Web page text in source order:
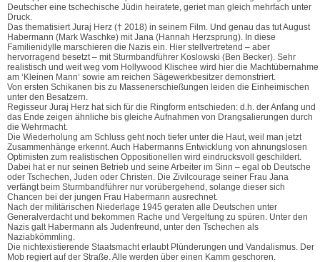
Deutscher eine tschechische Jüdin heiratete, geriet man gleich mehrfach unter
Druck.
Das thematisiert Juraj Herz († 2018) in seinem Film. Und genau das tut August
Habermann (Mark Waschke) mit Jana (Hannah Herzsprung). In diese
Familienidylle marschieren die Nazis ein. Hier stellvertretend – aber
hervorragend besetzt – mit Sturmbandführer Koslowski (Ben Becker). Sehr
realistisch und weit weg vom Hollywood Klischee wird hier die Machtübernahme
am ‘Kleinen Mann‘ sowie am reichen Sägewerkbesitzer demonstriert.
Von ersten Schikanen bis zu Massenerschießungen leiden die Einheimischen
unter den Besatzern.
Regisseur Juraj Herz hat sich für die Ringform entschieden: d.h. der Anfang und
das Ende zeigen ähnliche bis gleiche Aufnahmen von Drangsalierungen durch
die Wehrmacht.
Die Wiederholung am Schluss geht noch tiefer unter die Haut, weil man jetzt
Zusammenhänge erkennt. Auch Habermanns Entwicklung von ahnungslosen
Optimisten zum realistischen Oppositionellen wird eindrucksvoll geschildert.
Dabei hat er nur seinen Betrieb und seine Arbeiter im Sinn – egal ob Deutsche
oder Tschechen, Juden oder Christen. Die Zivilcourage seiner Frau Jana
verfängt beim Sturmbandführer nur vorübergehend, solange dieser sich
Chancen bei der jungen Frau Habermann ausrechnet.
Nach der militärischen Niederlage 1945 geraten alle Deutschen unter
Generalverdacht und bekommen Rache und Vergeltung zu spüren. Unter den
Nazis galt Habermann als Judenfreund, unter den Tschechen als
Naziabkömmling.
Die nichtexistierende Staatsmacht erlaubt Plünderungen und Vandalismus. Der
Mob regiert auf der Straße. Alle werden über einen Kamm geschoren.